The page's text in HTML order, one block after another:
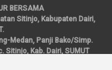
BERSAMA
Sitinjo, Kabupaten Dairi,
Medan, Panji Bako/Simp.
Sitinjo, Kab. Dairi, SUMUT